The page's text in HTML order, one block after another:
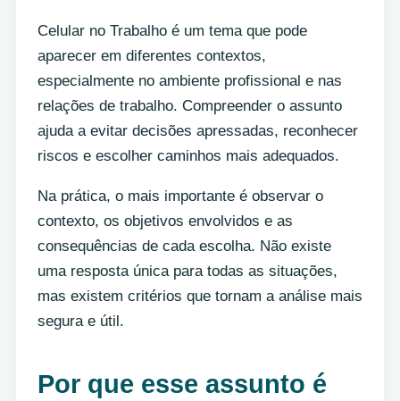
Celular no Trabalho é um tema que pode
aparecer em diferentes contextos,
especialmente no ambiente profissional e nas
relações de trabalho. Compreender o assunto
ajuda a evitar decisões apressadas, reconhecer
riscos e escolher caminhos mais adequados.
Na prática, o mais importante é observar o
contexto, os objetivos envolvidos e as
consequências de cada escolha. Não existe
uma resposta única para todas as situações,
mas existem critérios que tornam a análise mais
segura e útil.
Por que esse assunto é